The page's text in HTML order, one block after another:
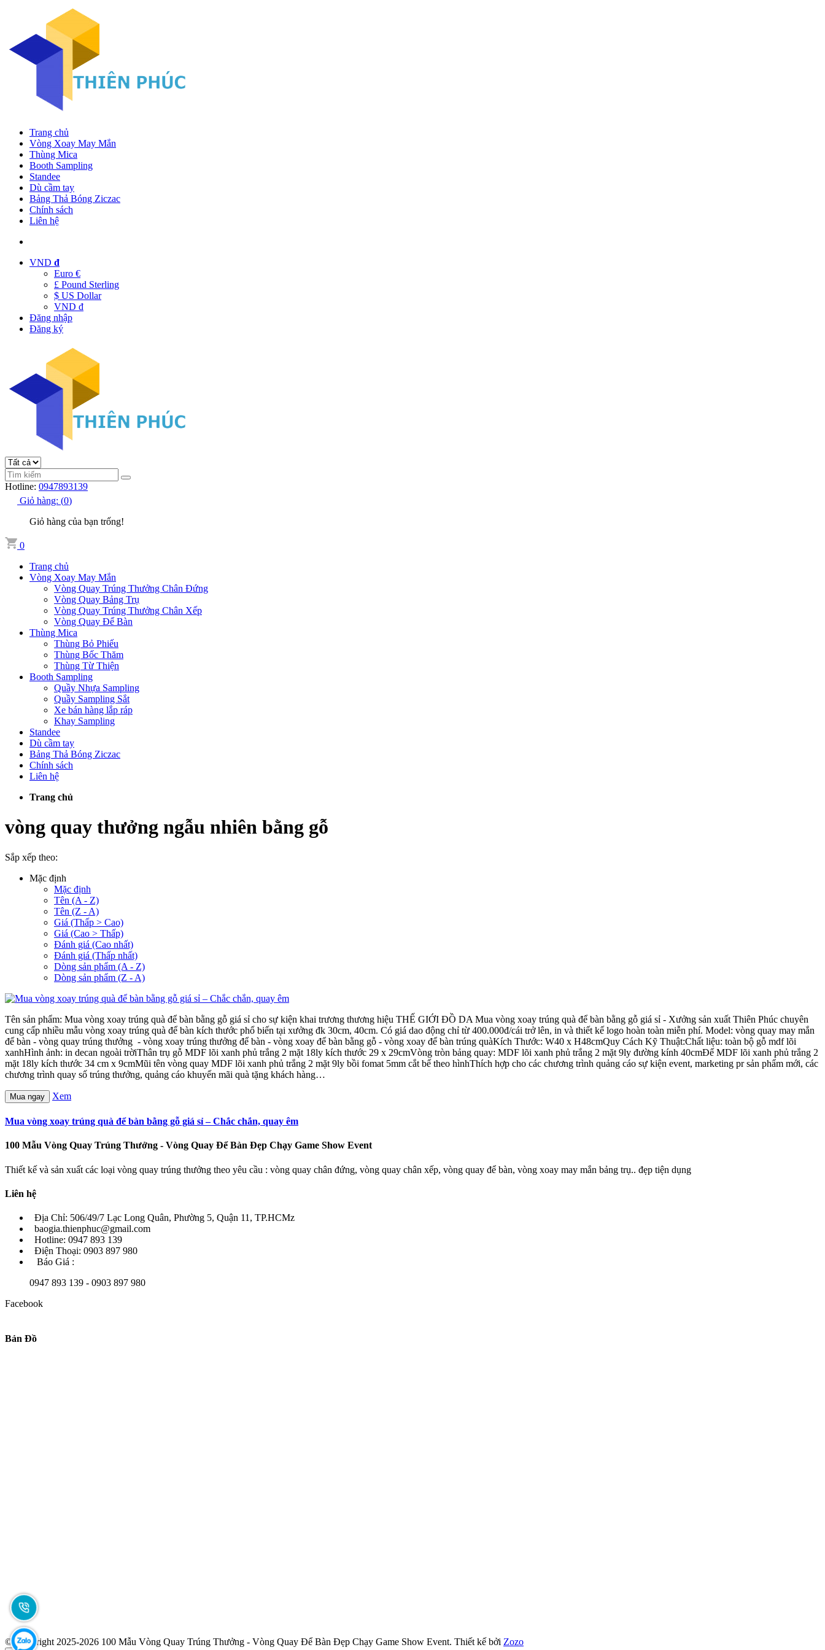
Trang chủ
Vòng Xoay May Mắn
Thùng Mica
Booth Sampling
Standee
Dù cầm tay
Bảng Thả Bóng Ziczac
Chính sách
Liên hệ
VND đ
Euro €
£ Pound Sterling
$ US Dollar
VND đ
Đăng nhập
Đăng ký
Hotline: 0947893139
Giỏ hàng: (0)
Giỏ hàng của bạn trống!
0
Trang chủ
Vòng Xoay May Mắn
Vòng Quay Trúng Thưởng Chân Đứng
Vòng Quay Bảng Trụ
Vòng Quay Trúng Thưởng Chân Xếp
Vòng Quay Để Bàn
Thùng Mica
Thùng Bỏ Phiếu
Thùng Bốc Thăm
Thùng Từ Thiện
Booth Sampling
Quầy Nhựa Sampling
Quầy Sampling Sắt
Xe bán hàng lắp ráp
Khay Sampling
Standee
Dù cầm tay
Bảng Thả Bóng Ziczac
Chính sách
Liên hệ
Trang chủ
vòng quay thưởng ngẫu nhiên bằng gỗ
Sắp xếp theo:
Mặc định
Mặc định
Tên (A - Z)
Tên (Z - A)
Giá (Thấp > Cao)
Giá (Cao > Thấp)
Đánh giá (Cao nhất)
Đánh giá (Thấp nhất)
Dòng sản phẩm (A - Z)
Dòng sản phẩm (Z - A)
Tên sản phẩm: Mua vòng xoay trúng quà để bàn bằng gỗ giá sỉ cho sự kiện khai trương thương hiệu THẾ GIỚI ĐỒ DA Mua vòng xoay trúng quà để bàn bằng gỗ giá sỉ - Xưởng sản xuất Thiên Phúc chuyên
cung cấp nhiều mẫu vòng xoay trúng quà để bàn kích thước phổ biến tại xưởng đk 30cm, 40cm. Có giá dao động chỉ từ 400.000đ/cái trở lên, in và thiết kế logo hoàn toàn miễn phí. Model: vòng quay may mắn
để bàn - vòng quay trúng thưởng - vòng xoay trúng thưởng để bàn - vòng xoay để bàn bằng gỗ - vòng xoay để bàn trúng quàKích Thước: W40 x H48cmQuy Cách Kỹ Thuật:Chất liệu: toàn bộ gỗ mdf lõi
xanhHình ảnh: in decan ngoài trờiThân trụ gỗ MDF lõi xanh phủ trắng 2 mặt 18ly kích thước 29 x 29cmVòng tròn bảng quay: MDF lõi xanh phủ trắng 2 mặt 9ly đường kính 40cmĐế MDF lõi xanh phủ trắng 2
mặt 18ly kích thước 34 cm x 9cmMũi tên vòng quay MDF lõi xanh phủ trắng 2 mặt 9ly bồi fomat 5mm cắt bế theo hìnhThích hợp cho các chương trình quảng cáo sự kiện event, marketing pr sản phẩm mới, các
chương trình quay số trúng thưởng, quảng cáo khuyến mãi quà tặng khách hàng…
Mua ngay Xem
Mua vòng xoay trúng quà để bàn bằng gỗ giá sỉ – Chắc chắn, quay êm
100 Mẫu Vòng Quay Trúng Thưởng - Vòng Quay Để Bàn Đẹp Chạy Game Show Event
Thiết kế và sản xuất các loại vòng quay trúng thưởng theo yêu cầu : vòng quay chân đứng, vòng quay chân xếp, vòng quay để bàn, vòng xoay may mắn bảng trụ.. đẹp tiện dụng
Liên hệ
Địa Chỉ: 506/49/7 Lạc Long Quân, Phường 5, Quận 11, TP.HCMz
baogia.thienphuc@gmail.com
Hotline: 0947 893 139
Điện Thoại: 0903 897 980
Báo Giá :
0947 893 139 - 0903 897 980
Facebook
Bản Đồ
© Copyright 2025-2026 100 Mẫu Vòng Quay Trúng Thưởng - Vòng Quay Để Bàn Đẹp Chạy Game Show Event. Thiết kế bởi Zozo